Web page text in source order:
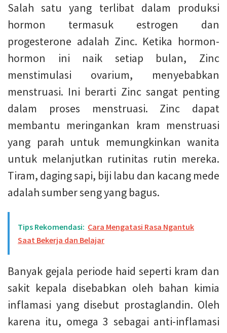
Salah satu yang terlibat dalam produksi
hormon termasuk estrogen dan
progesterone adalah Zinc. Ketika hormon-
hormon ini naik setiap bulan, Zinc
menstimulasi ovarium, menyebabkan
menstruasi. Ini berarti Zinc sangat penting
dalam proses menstruasi. Zinc dapat
membantu meringankan kram menstruasi
yang parah untuk memungkinkan wanita
untuk melanjutkan rutinitas rutin mereka.
Tiram, daging sapi, biji labu dan kacang mede
adalah sumber seng yang bagus.
Tips Rekomendasi: Cara Mengatasi Rasa Ngantuk
Saat Bekerja dan Belajar
Banyak gejala periode haid seperti kram dan
sakit kepala disebabkan oleh bahan kimia
inflamasi yang disebut prostaglandin. Oleh
karena itu, omega 3 sebagai anti-inflamasi